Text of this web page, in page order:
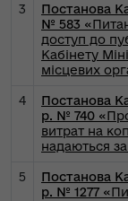
3
Постанова
№ 583
доступ до
Кабінету
місцевих
4
Постанова
р. № 740
витрат на
надаються
5
Постанова
р. № 1277